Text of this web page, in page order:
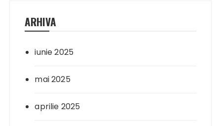
ARHIVA
iunie 2025
mai 2025
aprilie 2025